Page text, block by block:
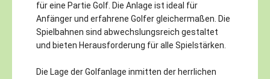
für eine Partie Golf. Die Anlage ist ideal für
Anfänger und erfahrene Golfer gleichermaßen. Die
Spielbahnen sind abwechslungsreich gestaltet
und bieten Herausforderung für alle Spielstärken.
Die Lage der Golfanlage inmitten der herrlichen